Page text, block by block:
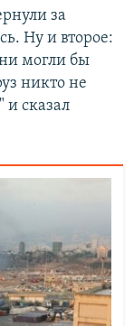
за
Ну и второе:
могли бы
никто не
сказал